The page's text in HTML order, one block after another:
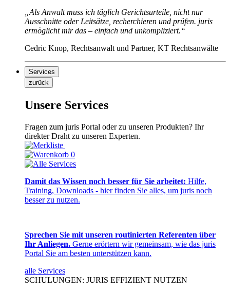
„Als Anwalt muss ich täglich Gerichtsurteile, nicht nur
Ausschnitte oder Leitsätze, recherchieren und prüfen. juris
ermöglicht mir das – einfach und unkompliziert.“
Cedric Knop, Rechtsanwalt und Partner, KT Rechtsanwälte
Services
zurück
Unsere Services
Fragen zum juris Portal oder zu unseren Produkten? Ihr
direkter Draht zu unseren Experten.
0
Damit das Wissen noch besser für Sie arbeitet: Hilfe,
Training, Downloads - hier finden Sie alles, um juris noch
besser zu nutzen.
Sprechen Sie mit unseren routinierten Referenten über
Ihr Anliegen. Gerne erörtern wir gemeinsam, wie das juris
Portal Sie am besten unterstützen kann.
alle Services
SCHULUNGEN: JURIS EFFIZIENT NUTZEN